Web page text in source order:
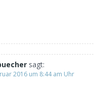
sagt:
2016 um 8:44 am Uhr